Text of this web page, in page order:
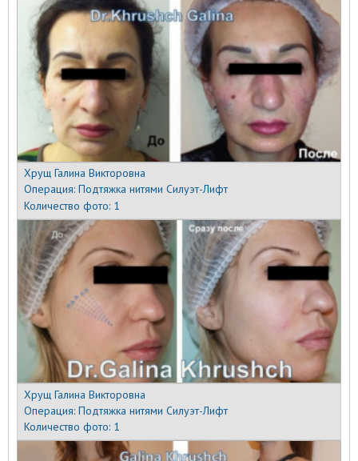
Хрущ Галина Викторовна
Операция:Подтяжка нитями Силуэт-Лифт
Количество фото: 1
Хрущ Галина Викторовна
Операция:Подтяжка нитями Силуэт-Лифт
Количество фото: 1